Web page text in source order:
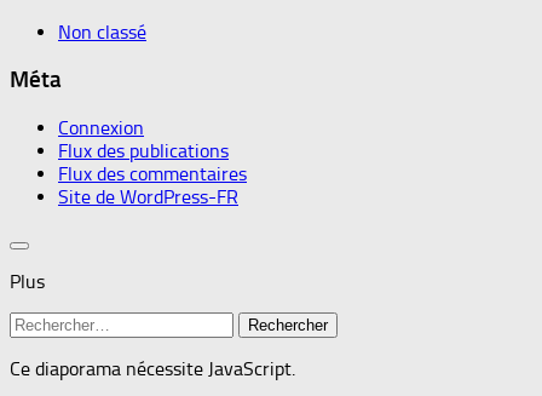
Non classé
Méta
Connexion
Flux des publications
Flux des commentaires
Site de WordPress-FR
Plus
Rechercher :
Ce diaporama nécessite JavaScript.